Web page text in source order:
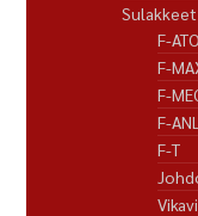
Sulakkeet
F-ATO
F-
F-
F-ANL
F-T